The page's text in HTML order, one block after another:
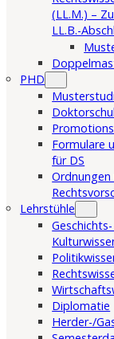
(LL.M.) –
LL.B.-
PHD
Formulare
für DS
Ordnungen
Lehrstühle
Diplomatie
Herder-/